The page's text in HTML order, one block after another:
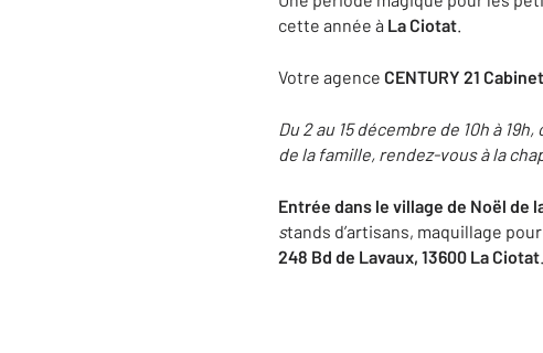
cette année à La Ciotat.
Votre agence CENTURY 21
Du 2 au 15 décembre de 10h à
de la famille, rendez-vous à la
Entrée dans le village de Noël de
stands d’artisans, maquillage
248 Bd de Lavaux, 13600 La Ciotat.